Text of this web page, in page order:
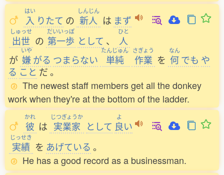
はい
入 りたて の
しんじん
新人 は まず
しゅっせ
出世 の
だいいっぽ
第一歩 として 、
ひと
人
が
いや
嫌がる つまらない
たんじゅん
単純
さぎょう
作業 を
なん
何でも や
る こと だ。
The newest staff members get all the donkey
work when they're at the bottom of the ladder.
かれ
彼 は
じつぎょうか
実業家 として
よ
良い
じっせき
実績 を あげている 。
He has a good record as a businessman.